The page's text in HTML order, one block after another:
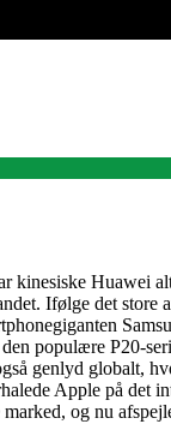
Huawei
Ifølge det store
populære P20-
genlyd globalt,
Apple på det
og nu